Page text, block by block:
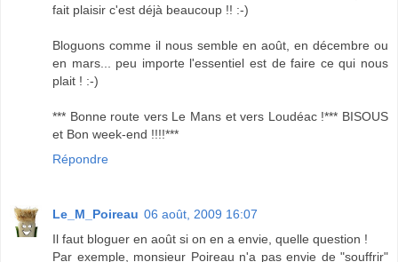
fait plaisir c'est déjà beaucoup !! :-)
Bloguons comme il nous semble en août, en décembre ou
en mars... peu importe l'essentiel est de faire ce qui nous
plait ! :-)
*** Bonne route vers Le Mans et vers Loudéac !*** BISOUS
et Bon week-end !!!!***
Répondre
Le_M_Poireau 06 août, 2009 16:07
Il faut bloguer en août si on en a envie, quelle question !
Par exemple, monsieur Poireau n'a pas envie de "souffrir"